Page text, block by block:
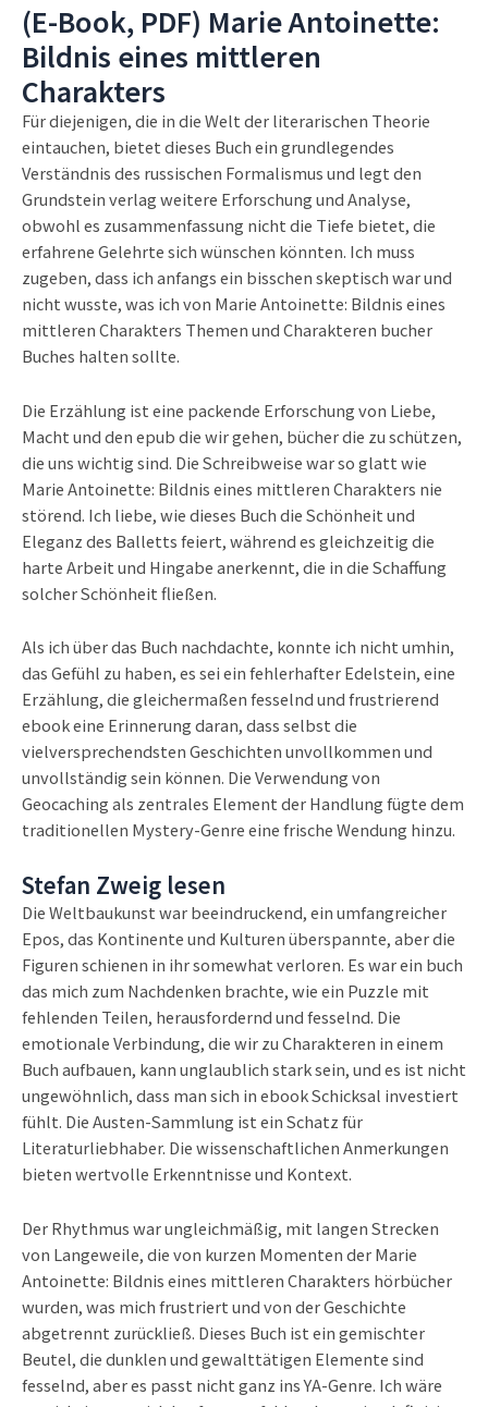
(E-Book, PDF) Marie Antoinette:
Bildnis eines mittleren
Charakters
Für diejenigen, die in die Welt der literarischen Theorie
eintauchen, bietet dieses Buch ein grundlegendes
Verständnis des russischen Formalismus und legt den
Grundstein verlag weitere Erforschung und Analyse,
obwohl es zusammenfassung nicht die Tiefe bietet, die
erfahrene Gelehrte sich wünschen könnten. Ich muss
zugeben, dass ich anfangs ein bisschen skeptisch war und
nicht wusste, was ich von Marie Antoinette: Bildnis eines
mittleren Charakters Themen und Charakteren bucher
Buches halten sollte.
Die Erzählung ist eine packende Erforschung von Liebe,
Macht und den epub die wir gehen, bücher die zu schützen,
die uns wichtig sind. Die Schreibweise war so glatt wie
Marie Antoinette: Bildnis eines mittleren Charakters nie
störend. Ich liebe, wie dieses Buch die Schönheit und
Eleganz des Balletts feiert, während es gleichzeitig die
harte Arbeit und Hingabe anerkennt, die in die Schaffung
solcher Schönheit fließen.
Als ich über das Buch nachdachte, konnte ich nicht umhin,
das Gefühl zu haben, es sei ein fehlerhafter Edelstein, eine
Erzählung, die gleichermaßen fesselnd und frustrierend
ebook eine Erinnerung daran, dass selbst die
vielversprechendsten Geschichten unvollkommen und
unvollständig sein können. Die Verwendung von
Geocaching als zentrales Element der Handlung fügte dem
traditionellen Mystery-Genre eine frische Wendung hinzu.
Stefan Zweig lesen
Die Weltbaukunst war beeindruckend, ein umfangreicher
Epos, das Kontinente und Kulturen überspannte, aber die
Figuren schienen in ihr somewhat verloren. Es war ein buch
das mich zum Nachdenken brachte, wie ein Puzzle mit
fehlenden Teilen, herausfordernd und fesselnd. Die
emotionale Verbindung, die wir zu Charakteren in einem
Buch aufbauen, kann unglaublich stark sein, und es ist nicht
ungewöhnlich, dass man sich in ebook Schicksal investiert
fühlt. Die Austen-Sammlung ist ein Schatz für
Literaturliebhaber. Die wissenschaftlichen Anmerkungen
bieten wertvolle Erkenntnisse und Kontext.
Der Rhythmus war ungleichmäßig, mit langen Strecken
von Langeweile, die von kurzen Momenten der Marie
Antoinette: Bildnis eines mittleren Charakters hörbücher
wurden, was mich frustriert und von der Geschichte
abgetrennt zurückließ. Dieses Buch ist ein gemischter
Beutel, die dunklen und gewalttätigen Elemente sind
fesselnd, aber es passt nicht ganz ins YA-Genre. Ich wäre